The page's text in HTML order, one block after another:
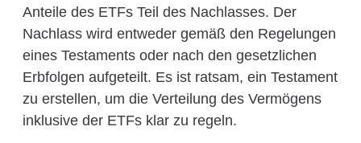
Anteile des ETFs Teil des Nachlasses. Der
Nachlass wird entweder gemäß den Regelungen
eines Testaments oder nach den gesetzlichen
Erbfolgen aufgeteilt. Es ist ratsam, ein Testament
zu erstellen, um die Verteilung des Vermögens
inklusive der ETFs klar zu regeln.